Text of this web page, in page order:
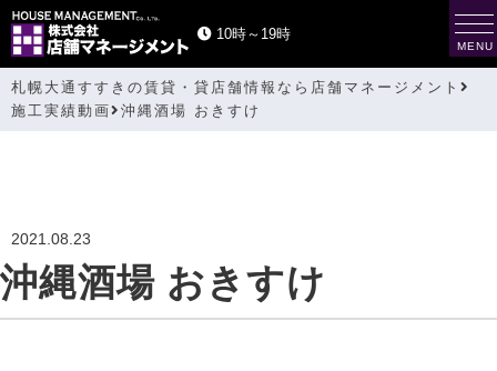
10時～19時
札幌大通すすきの賃貸・貸店舗情報なら店舗マネージメント
施工実績動画
沖縄酒場 おきすけ
2021.08.23
沖縄酒場 おきすけ
t
o
g
g
MENU